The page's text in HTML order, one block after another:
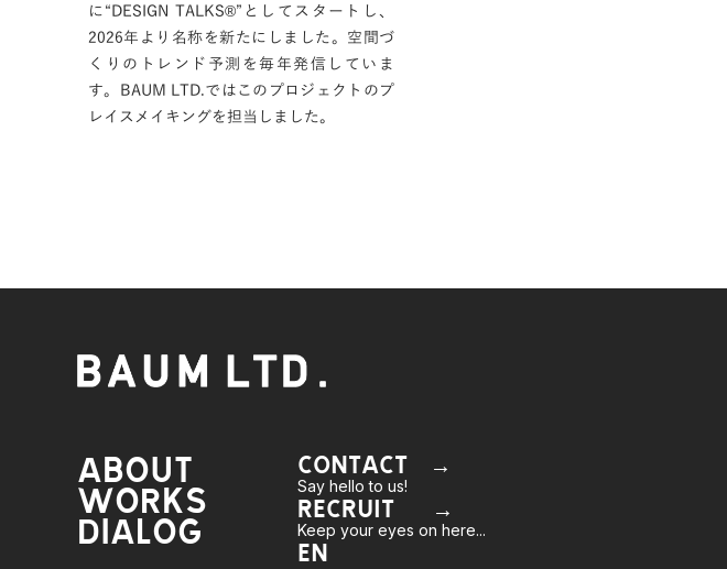
に“DESIGN TALKS®”としてスタートし、
2026年より名称を新たにしました。空間づ
くりのトレンド予測を毎年発信していま
す。BAUM LTD.ではこのプロジェクトのプ
レイスメイキングを担当しました。
ABOUT
WORKS
DIALOG
CONTACT →
Say hello to us!
RECRUIT →
Keep your eyes on here...
EN